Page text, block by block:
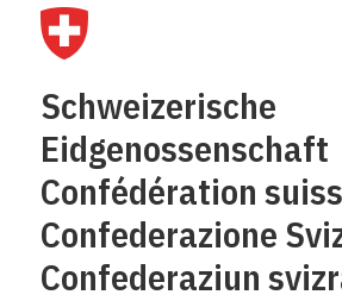
Schweizerische
Eidgenossenschaft
Confédération
Confederazione
Confederaziun